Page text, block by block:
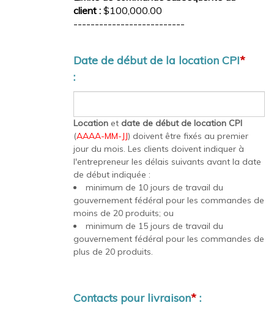
client : $100,000.00
--------------------------
Date de début de la location CPI*
:
Location et date de début de location CPI
(AAAA-MM-JJ) doivent être fixés au premier
jour du mois. Les clients doivent indiquer à
l'entrepreneur les délais suivants avant la date
de début indiquée :
minimum de 10 jours de travail du
gouvernement fédéral pour les commandes de
moins de 20 produits; ou
minimum de 15 jours de travail du
gouvernement fédéral pour les commandes de
plus de 20 produits.
Contacts pour livraison* :